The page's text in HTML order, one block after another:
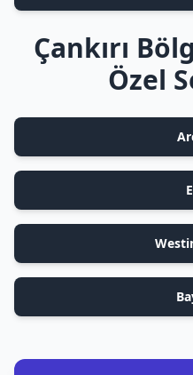
Çankırı
Özel